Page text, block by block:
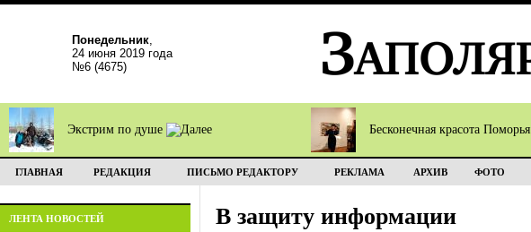
Понедельник,
24 июня 2019 года
№6 (4675)
Экстрим по душе Бесконечная красота Поморья
ГЛАВНАЯ РЕДАКЦИЯ ПИСЬМО РЕДАКТОРУ РЕКЛАМА АРХИВ ФОТО
ЛЕНТА НОВОСТЕЙ В защиту информации